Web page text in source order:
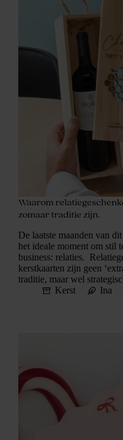
Waarom
zomaar traditie zijn.
De laatste maanden van
het ideale moment om stil
business: relaties.
kerstkaarten zijn geen
traditie, maar wel
Kerst
Ina